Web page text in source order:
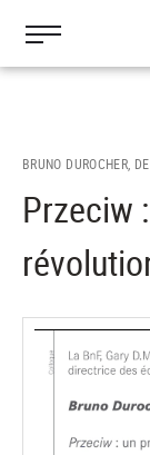
contenu
BRUNO DUROCHER,
Przeciw